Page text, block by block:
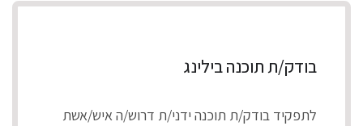
בודק/ת תוכנה בילינג
לתפקיד בודק/ת תוכנה ידני/ת דרוש/ה איש/אשת